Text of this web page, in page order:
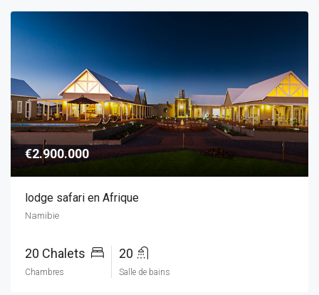
€2.900.000
lodge safari en Afrique
Namibie
20 Chalets
Chambres
20
Salle de bains